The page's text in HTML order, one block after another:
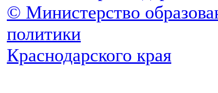
© Министерство
политики
Краснодарского края